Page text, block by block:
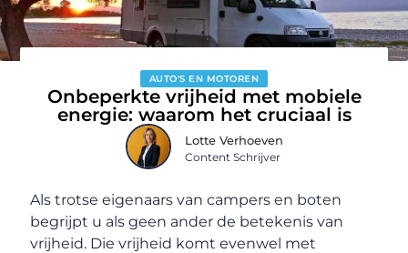
AUTO'S EN MOTOREN
Onbeperkte vrijheid met mobiele
energie: waarom het cruciaal is
Lotte Verhoeven
Content Schrijver
Als trotse eigenaars van campers en boten
begrijpt u als geen ander de betekenis van
vrijheid. Die vrijheid komt evenwel met